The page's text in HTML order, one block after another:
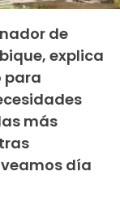
de
explica
para
más
día